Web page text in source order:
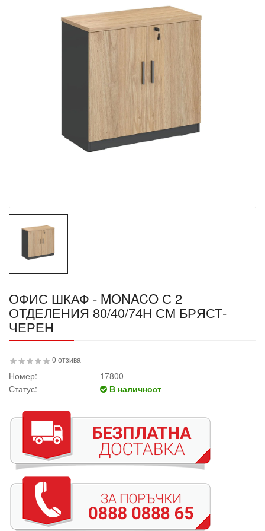
ОФИС ШКАФ - MONACO С 2
ОТДЕЛЕНИЯ 80/40/74H СМ БРЯСТ-
ЧЕРЕН
0 отзива
Номер:
17800
Статус:
В наличност